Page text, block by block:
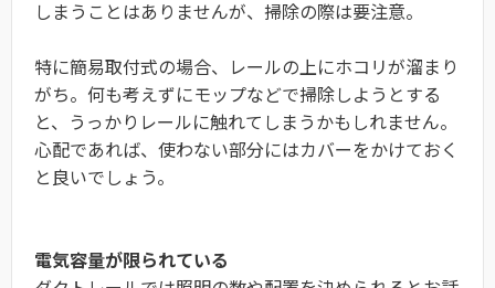
しまうことはありませんが、掃除の際は要注意。
特に簡易取付式の場合、レールの上にホコリが溜まり
がち。何も考えずにモップなどで掃除しようとする
と、うっかりレールに触れてしまうかもしれません。
心配であれば、使わない部分にはカバーをかけておく
と良いでしょう。
電気容量が限られている